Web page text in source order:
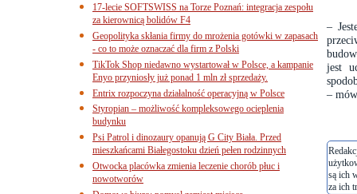
–
jest
–
są ich
za ich
17-lecie SOFTSWISS na Torze Poznań: integracja zespołu
za kierownicą bolidów F4
Geopolityka skłania firmy do mrożenia gotówki w zapasach
- co to może oznaczać dla firm z Polski
TikTok Shop niedawno wystartował w Polsce, a kampanie
Enyo przyniosły już ponad 1 mln zł sprzedaży.
Entrix rozpoczyna działalność operacyjną w Polsce
Styropian – możliwość kompleksowego ocieplenia
budynku
Psi Patrol i dinozaury opanują G City Biała. Przed
mieszkańcami Białegostoku dzień pełen rodzinnych
Otwocka placówka zmienia leczenie chorób płuc i
nowotworów